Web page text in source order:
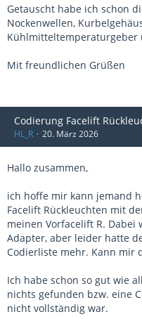
Getauscht habe ich schon
Nockenwellen,
Kühlmitteltemperaturgeber
Mit freundlichen Grüßen
Codierung Facelift
HL_R 20. März 2026
Hallo zusammen,
ich hoffe mir kann jemand
Facelift Rückleuchten mit
meinen Vorfacelift R. Dabei
Adapter, aber leider hatte
Codierliste mehr. Kann mir
Ich habe schon so gut wie
nichts gefunden bzw. eine
nicht vollständig war.